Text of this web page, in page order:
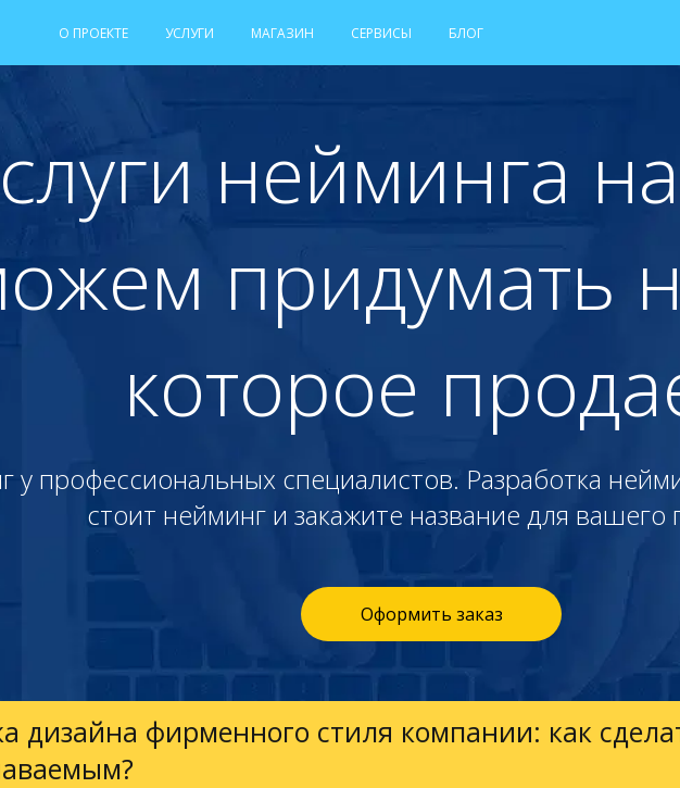
О ПРОЕКТЕ УСЛУГИ МАГАЗИН СЕРВИСЫ БЛОГ
нейминга
придумать
которое
у профессиональных специалистов. Разработка
стоит нейминг и закажите название для вашего
Оформить заказ
дизайна фирменного стиля компании: как